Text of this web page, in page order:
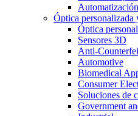
Óptica personalizada
Óptica
Sensores 3D
Anti-
Automotive
Biomedical
Consumer
Soluciones de
Government